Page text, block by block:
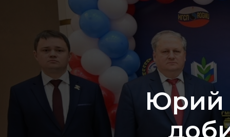
Юрий